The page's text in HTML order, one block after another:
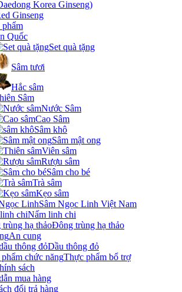
Korea Ginseng)
Ginseng
phẩm
Quốc
Set quà tặng
Sâm tươi
Hắc sâm
Sâm
Nước Sâm
Cao Sâm
Sâm khô
Sâm mật ong
Viên sâm
Rượu sâm
Sâm cho bé
Trà sâm
Kẹo sâm
Sâm Ngọc Linh Việt Nam
Nấm linh chi
Đông trùng hạ thảo
An cung
Dầu thông đỏ
Thực phẩm bổ trợ
sách
mua hàng
đổi trả hàng